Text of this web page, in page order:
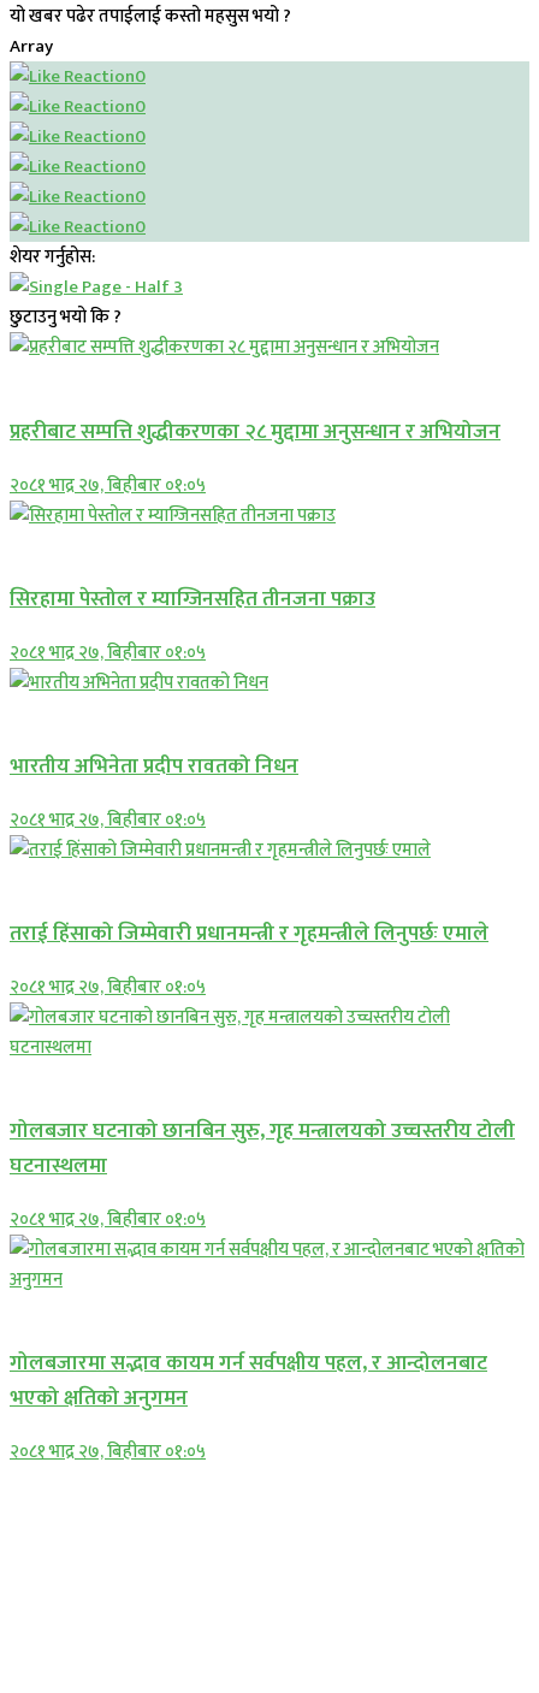
यो खबर पढेर तपाईलाई कस्तो महसुस भयो ?
Array
0
0
0
0
0
0
शेयर गर्नुहोस:
छुटाउनु भयो कि ?
प्रहरीबाट सम्पत्ति शुद्धीकरणका २८ मुद्दामा अनुसन्धान र अभियोजन
२०८१ भाद्र २७, बिहीबार ०१:०५
सिरहामा पेस्तोल र म्याग्जिनसहित तीनजना पक्राउ
२०८१ भाद्र २७, बिहीबार ०१:०५
भारतीय अभिनेता प्रदीप रावतको निधन
२०८१ भाद्र २७, बिहीबार ०१:०५
तराई हिंसाको जिम्मेवारी प्रधानमन्त्री र गृहमन्त्रीले लिनुपर्छः एमाले
२०८१ भाद्र २७, बिहीबार ०१:०५
गोलबजार घटनाको छानबिन सुरु, गृह मन्त्रालयको उच्चस्तरीय टोली
घटनास्थलमा
२०८१ भाद्र २७, बिहीबार ०१:०५
गोलबजारमा सद्भाव कायम गर्न सर्वपक्षीय पहल, र आन्दोलनबाट
भएको क्षतिको अनुगमन
२०८१ भाद्र २७, बिहीबार ०१:०५